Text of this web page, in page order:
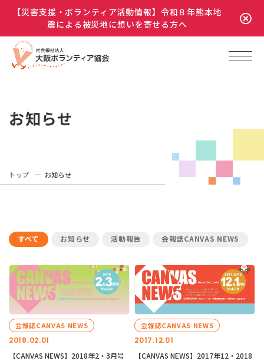
【災害支援・ボランティア活動情報】令和８年熊本地
震による被災地に想いを寄せる方へ
お知らせ
トップ お知らせ
すべて お知らせ 活動報告 会報誌CANVAS NEWS
2018.02.01
会報誌CANVAS NEWS
【CANVAS NEWS】2018年2・3月号
2017.12.01
会報誌CANVAS NEWS
【CANVAS NEWS】2017年12・2018